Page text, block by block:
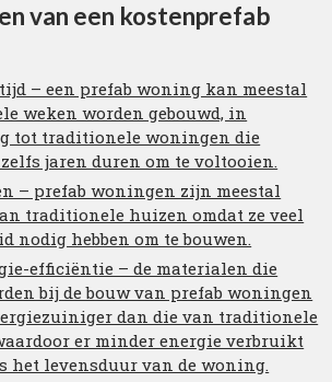
van een kostenprefab
– een prefab woning kan meestal
weken worden gebouwd, in
tot traditionele woningen die
jaren duren om te voltooien.
– prefab woningen zijn meestal
traditionele huizen omdat ze veel
nodig hebben om te bouwen.
efficiëntie – de materialen die
bij de bouw van prefab woningen
dan die van traditionele
er minder energie verbruikt
het levensduur van de woning.